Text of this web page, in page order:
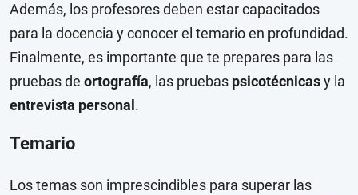
Además, los profesores deben estar capacitados
para la docencia y conocer el temario en profundidad.
Finalmente, es importante que te prepares para las
pruebas de ortografía, las pruebas psicotécnicasy la
entrevista personal .
Temario
Los temas son imprescindibles para superar las